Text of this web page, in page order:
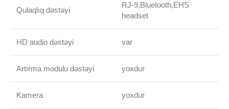
Qulaqlıq dəstəyi
RJ-9,Bluetooth,EHS
headset
HD audio dəstəyi var
Artırma modulu dəstəyi yoxdur
Kamera yoxdur